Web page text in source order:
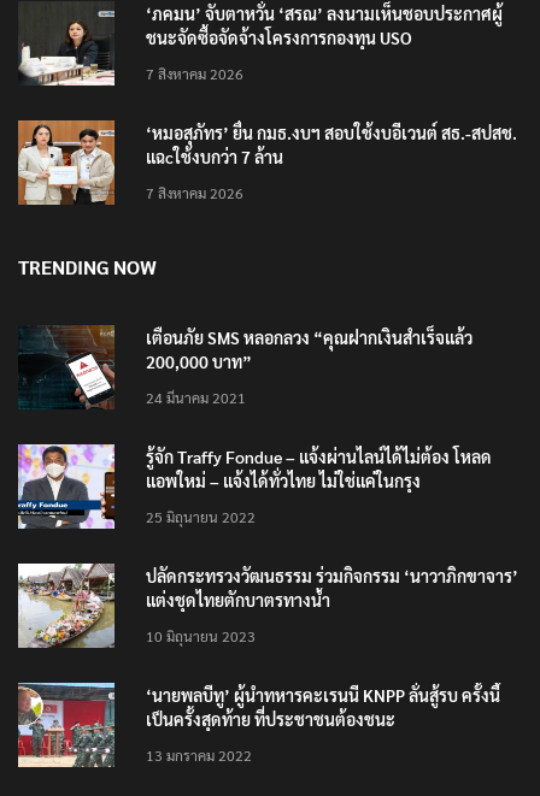
‘ภคมน’ จับตาหวั่น ‘สรณ’ ลงนามเห็นชอบประกาศผู้
ชนะจัดซื้อจัดจ้างโครงการกองทุน USO
7 สิงหาคม 2026
‘หมอสุภัทร’ ยื่น กมธ.งบฯ สอบใช้งบอีเวนต์ สธ.-สปสช.
แฉcใช้งบกว่า 7 ล้าน
7 สิงหาคม 2026
TRENDING NOW
เตือนภัย SMS หลอกลวง “คุณฝากเงินสำเร็จแล้ว
200,000 บาท”
24 มีนาคม 2021
รู้จัก Traffy Fondue – แจ้งผ่านไลน์ได้ไม่ต้อง โหลด
แอพใหม่ – แจ้งได้ทั่วไทย ไม่ใช่แค่ในกรุง
25 มิถุนายน 2022
ปลัดกระทรวงวัฒนธรรม ร่วมกิจกรรม ‘นาวาภิกขาจาร’
แต่งชุดไทยตักบาตรทางน้ำ
10 มิถุนายน 2023
‘นายพลบีทู’ ผู้นำทหารคะเรนนี KNPP ลั่นสู้รบ ครั้งนี้
เป็นครั้งสุดท้าย ที่ประชาชนต้องชนะ
13 มกราคม 2022